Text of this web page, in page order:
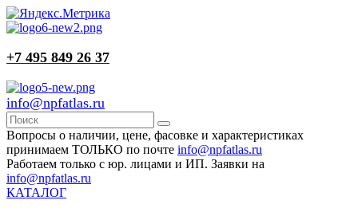
+7 495 849 26 37
info@npfatlas.ru
Вопросы о наличии, цене, фасовке и характеристиках
принимаем ТОЛЬКО по почте info@npfatlas.ru
Работаем только с юр. лицами и ИП. Заявки на
info@npfatlas.ru
КАТАЛОГ